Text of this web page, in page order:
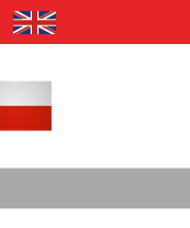
dla użytkowników
Szukaj Strona w języku